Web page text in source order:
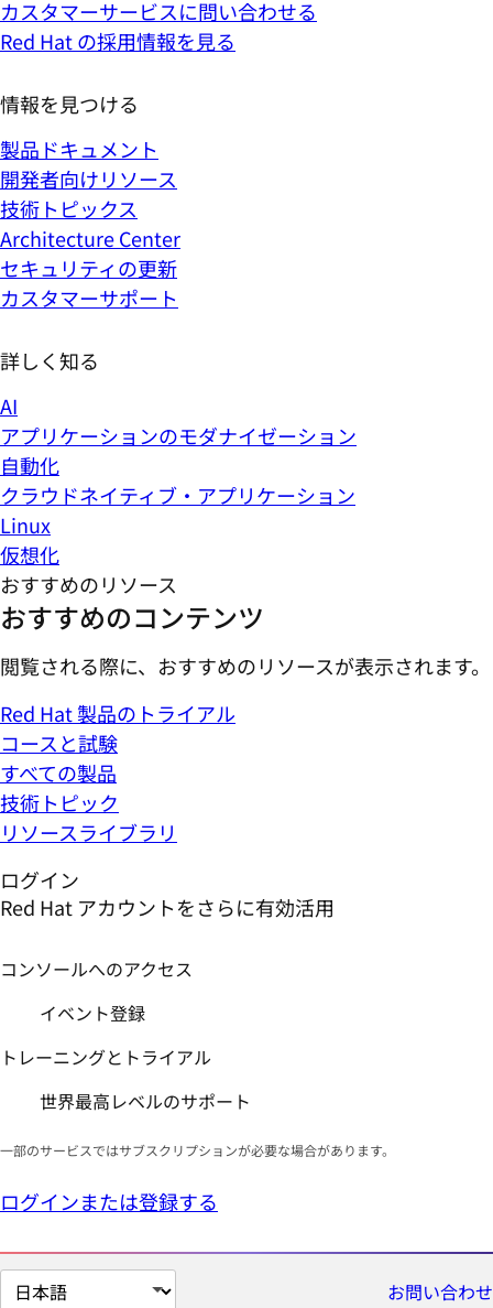
カスタマーサービスに問い合わせる
Red Hat の採用情報を見る
情報を見つける
製品ドキュメント
開発者向けリソース
技術トピックス
Architecture Center
セキュリティの更新
カスタマーサポート
詳しく知る
AI
アプリケーションのモダナイゼーション
自動化
クラウドネイティブ・アプリケーション
Linux
仮想化
おすすめのリソース
おすすめのコンテンツ
閲覧される際に、おすすめのリソースが表示されます。
Red Hat 製品のトライアル
コースと試験
すべての製品
技術トピック
リソースライブラリ
ログイン
Red Hat アカウントをさらに有効活用
コンソールへのアクセス
イベント登録
トレーニングとトライアル
世界最高レベルのサポート
一部のサービスではサブスクリプションが必要な場合があります。
ログインまたは登録する
ペ
お問い合わせ